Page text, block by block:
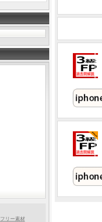
フリー素材